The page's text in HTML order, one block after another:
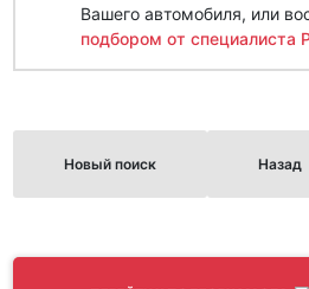
Вашего автомобиля, или
подбором от специалиста
Новый поиск Назад